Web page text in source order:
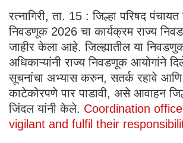
रत्नागिरी, ता. 15 : जिल्हा परिषद पंचायत
निवडणूक 2026 चा कार्यक्रम राज्य
जाहीर केला आहे. जिल्ह्यातील या
अधिकाऱ्यांनी राज्य निवडणूक आयोगांने
सूचनांचा अभ्यास करुन, सतर्क रहावे आणि
काटेकोरपणे पार पाडावी, असे आवाहन
जिंदल यांनी केले. Coordination
vigilant and fulfil their